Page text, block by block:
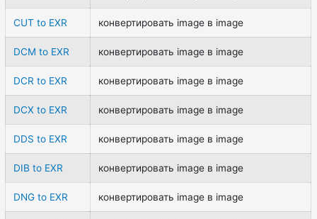
CUT to EXR конвертировать image в image
DCM to EXR конвертировать image в image
DCR to EXR конвертировать image в image
DCX to EXR конвертировать image в image
DDS to EXR конвертировать image в image
DIB to EXR конвертировать image в image
DNG to EXR конвертировать image в image